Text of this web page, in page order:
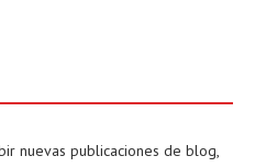
nuevas publicaciones de blog,